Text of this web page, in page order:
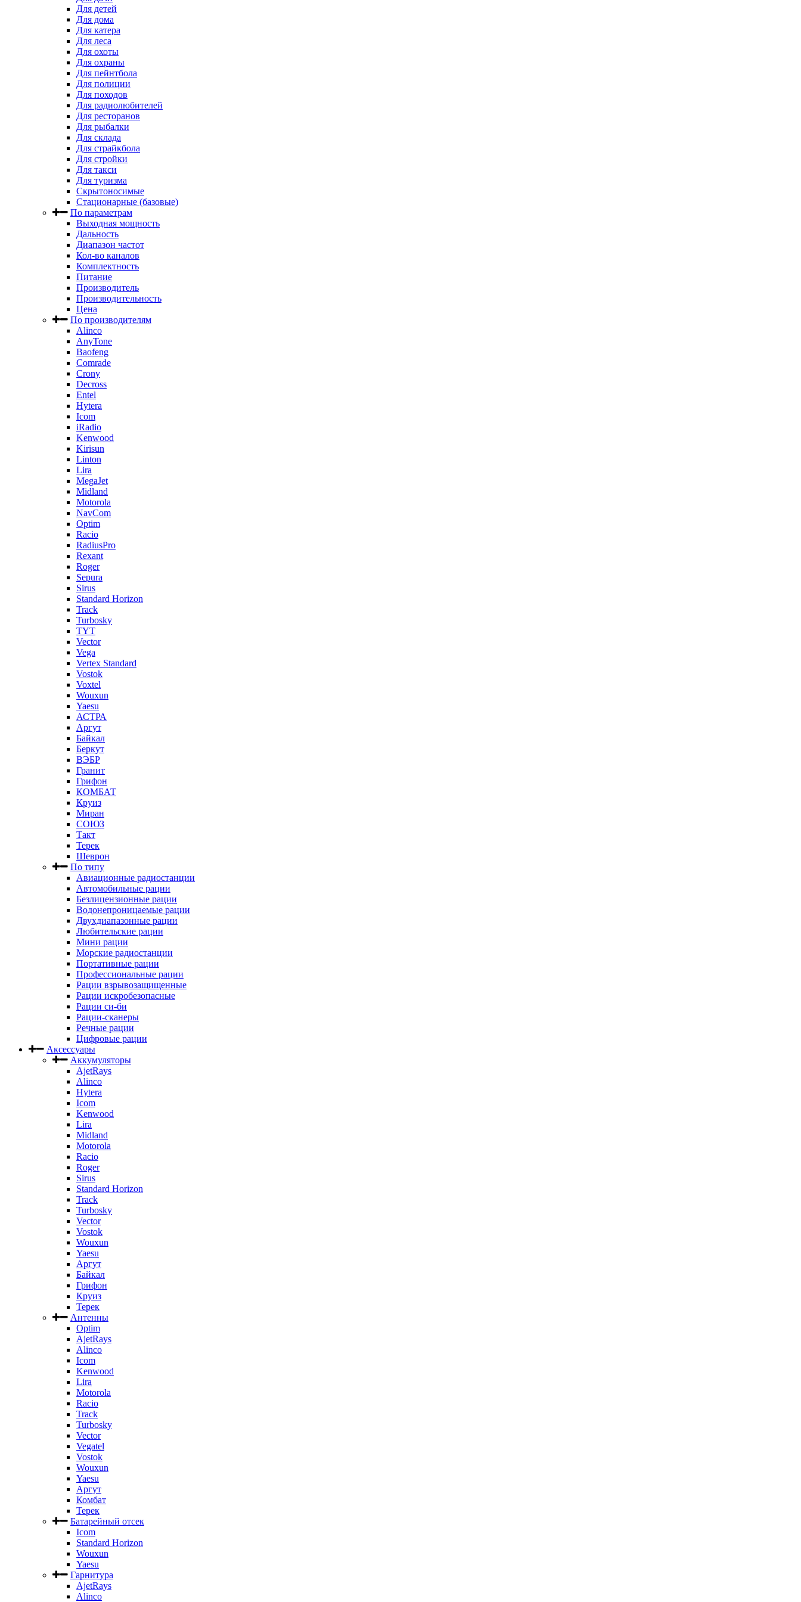
Для детей
Для дома
Для катера
Для леса
Для охоты
Для охраны
Для пейнтбола
Для полиции
Для походов
Для радиолюбителей
Для ресторанов
Для рыбалки
Для склада
Для страйкбола
Для стройки
Для такси
Для туризма
Скрытоносимые
Стационарные (базовые)
По параметрам
Выходная мощность
Дальность
Диапазон частот
Кол-во каналов
Комплектность
Питание
Производитель
Производительность
Цена
По производителям
Alinco
AnyTone
Baofeng
Comrade
Crony
Decross
Entel
Hytera
Icom
iRadio
Kenwood
Kirisun
Linton
Lira
MegaJet
Midland
Motorola
NavCom
Optim
Racio
RadiusPro
Rexant
Roger
Sepura
Sirus
Standard Horizon
Track
Turbosky
TYT
Vector
Vega
Vertex Standard
Vostok
Voxtel
Wouxun
Yaesu
АСТРА
Аргут
Байкал
Беркут
ВЭБР
Гранит
Грифон
КОМБАТ
Круиз
Миран
СОЮЗ
Такт
Терек
Шеврон
По типу
Авиационные радиостанции
Автомобильные рации
Безлицензионные рации
Водонепроницаемые рации
Двухдиапазонные рации
Любительские рации
Мини рации
Морские радиостанции
Портативные рации
Профессиональные рации
Рации взрывозащищенные
Рации искробезопасные
Рации си-би
Рации-сканеры
Речные рации
Цифровые рации
Аксессуары
Аккумуляторы
AjetRays
Alinco
Hytera
Icom
Kenwood
Lira
Midland
Motorola
Racio
Roger
Sirus
Standard Horizon
Track
Turbosky
Vector
Vostok
Wouxun
Yaesu
Аргут
Байкал
Грифон
Круиз
Терек
Антенны
Optim
AjetRays
Alinco
Icom
Kenwood
Lira
Motorola
Racio
Track
Turbosky
Vector
Vegatel
Vostok
Wouxun
Yaesu
Аргут
Комбат
Терек
Батарейный отсек
Icom
Standard Horizon
Wouxun
Yaesu
Гарнитура
AjetRays
Alinco